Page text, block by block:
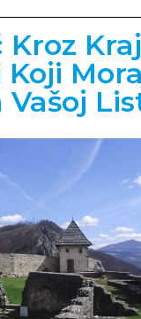
Kroz
Koji
Vašoj